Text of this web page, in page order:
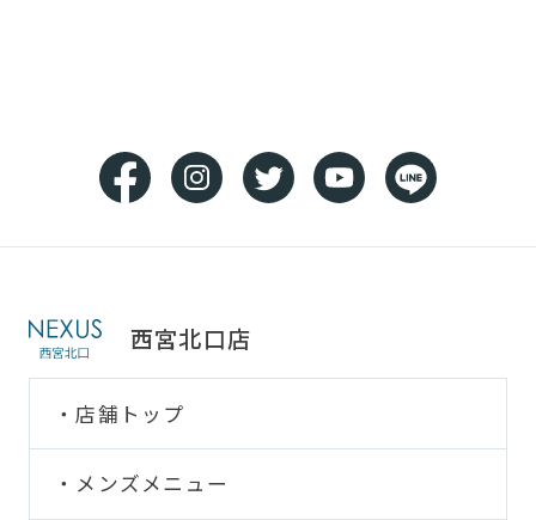
西宮北口店
店舗トップ
メンズメニュー